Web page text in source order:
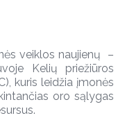
veiklos naujienų –
Kelių priežiūros
kuris leidžia įmonės
oro sąlygas